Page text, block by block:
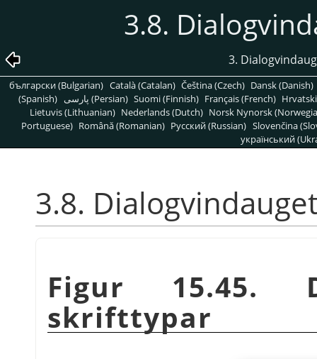
3.8.
3.
български (Bulgarian) Català (Catalan) Čeština (Czech) Dansk (Danish)
(Spanish)
پارسی (Persian) Suomi (Finnish) Français (French)
Lietuvis (Lithuanian) Nederlands (Dutch) Norsk Nynorsk
Portuguese) Română (Romanian) Pусский (Russian) Slovenčina
український
3.8.
Figur 15.45.
skrifttypar